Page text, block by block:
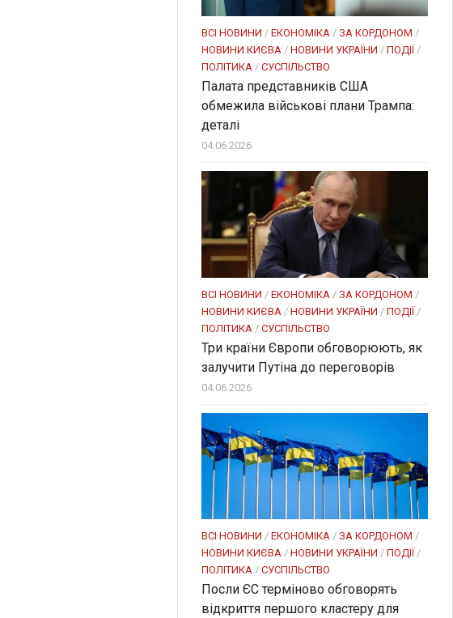
ВСІ НОВИНИ / ЕКОНОМІКА / ЗА КОРДОНОМ /
НОВИНИ КИЄВА / НОВИНИ УКРАЇНИ / ПОДІЇ/
ПОЛІТИКА / СУСПІЛЬСТВО
Палата представників США
обмежила військові плани Трампа:
деталі
04.06.2026
ВСІ НОВИНИ / ЕКОНОМІКА / ЗА КОРДОНОМ /
НОВИНИ КИЄВА / НОВИНИ УКРАЇНИ / ПОДІЇ/
ПОЛІТИКА / СУСПІЛЬСТВО
Три країни Європи обговорюють, як
залучити Путіна до переговорів
04.06.2026
ВСІ НОВИНИ / ЕКОНОМІКА / ЗА КОРДОНОМ /
НОВИНИ КИЄВА / НОВИНИ УКРАЇНИ / ПОДІЇ /
ПОЛІТИКА / СУСПІЛЬСТВО
Посли ЄC терміново обговорять
відкриття першого кластеру для